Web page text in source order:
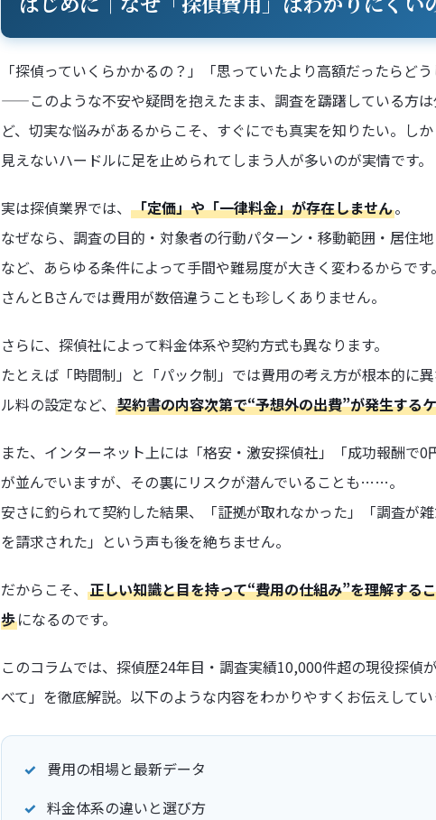
「探偵っていくらかかるの？」「思っていたより高額だったらど
——このような不安や疑問を抱えたまま、調査を躊躇している方
ど、切実な悩みがあるからこそ、すぐにでも真実を知りたい。し
見えないハードルに足を止められてしまう人が多いのが実情です。
実は探偵業界では、 「定価」や「一律料金」が存在しません。
なぜなら、調査の目的・対象者の行動パターン・移動範囲・居住
など、あらゆる条件によって手間や難易度が大きく変わるからで
さんとBさんでは費用が数倍違うことも珍しくありません。
さらに、探偵社によって料金体系や契約方式も異なります。
たとえば「時間制」と「パック制」では費用の考え方が根本的に
ル料の設定など、 契約書の内容次第で“予想外の出費”が発生する
また、インターネット上には「格安・激安探偵社」「成功報酬で
が並んでいますが、その裏にリスクが潜んでいることも……。
安さに釣られて契約した結果、「証拠が取れなかった」「調査が
を請求された」という声も後を絶ちません。
だからこそ、 正しい知識と目を持って“費用の仕組み”を理解する
歩になるのです。
このコラムでは、探偵歴24年目・調査実績10,000件超の現役探偵
べて」を徹底解説。以下のような内容をわかりやすくお伝えしてい
費用の相場と最新データ
料金体系の違いと選び方